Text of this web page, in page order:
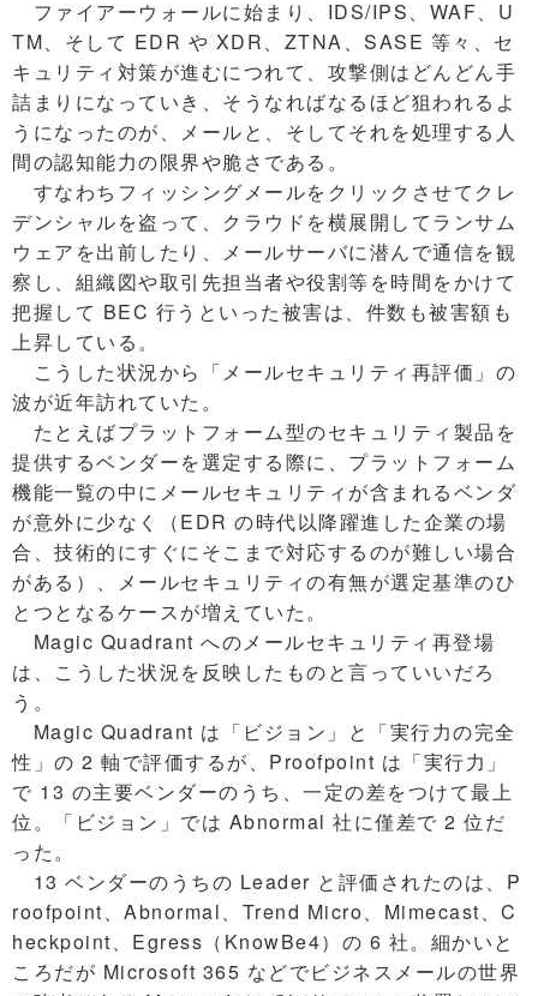
ファイアーウォールに始まり、IDS/IPS、WAF、U
TM、そして EDR や XDR、ZTNA、SASE 等々、セ
キュリティ対策が進むにつれて、攻撃側はどんどん手
詰まりになっていき、そうなればなるほど狙われるよ
うになったのが、メールと、そしてそれを処理する人
間の認知能力の限界や脆さである。
すなわちフィッシングメールをクリックさせてクレ
デンシャルを盗って、クラウドを横展開してランサム
ウェアを出前したり、メールサーバに潜んで通信を観
察し、組織図や取引先担当者や役割等を時間をかけて
把握して BEC 行うといった被害は、件数も被害額も
上昇している。
こうした状況から「メールセキュリティ再評価」の
波が近年訪れていた。
たとえばプラットフォーム型のセキュリティ製品を
提供するベンダーを選定する際に、プラットフォーム
機能一覧の中にメールセキュリティが含まれるベンダ
が意外に少なく（EDR の時代以降躍進した企業の場
合、技術的にすぐにそこまで対応するのが難しい場合
がある）、メールセキュリティの有無が選定基準のひ
とつとなるケースが増えていた。
Magic Quadrant へのメールセキュリティ再登場
は、こうした状況を反映したものと言っていいだろ
う。
Magic Quadrant は「ビジョン」と「実行力の完全
性」の 2 軸で評価するが、Proofpoint は「実行力」
で 13 の主要ベンダーのうち、一定の差をつけて最上
位。「ビジョン」では Abnormal 社に僅差で 2 位だ
った。
13 ベンダーのうちの Leader と評価されたのは、P
roofpoint、Abnormal、Trend Micro、Mimecast、C
heckpoint、Egress（KnowBe4）の 6 社。細かいと
ころだが Microsoft 365 などでビジネスメールの世界